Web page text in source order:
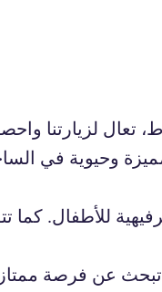
تعال لزيارتنا
وحيوية في
للأطفال. كما
تبحث عن فرصة